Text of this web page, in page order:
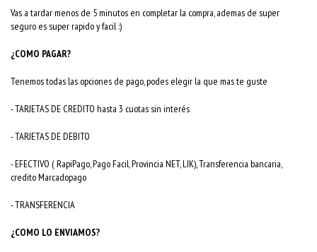
Vas a tardar menos de 5 minutos en completar la compra, ademas de super
seguro es super rapido y facil :)
¿COMO PAGAR?
Tenemos todas las opciones de pago, podes elegir la que mas te guste
- TARJETAS DE CREDITO hasta 3 cuotas sin interés
- TARJETAS DE DEBITO
- EFECTIVO ( RapiPago, Pago Facil, Provincia NET, LIK), Transferencia bancaria,
credito Marcadopago
- TRANSFERENCIA
¿COMO LO ENVIAMOS?